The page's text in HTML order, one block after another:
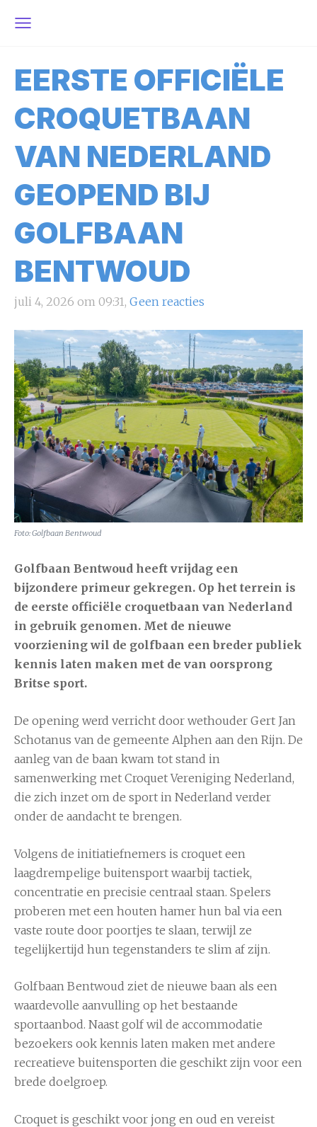
EERSTE OFFICIËLE
CROQUETBAAN
VAN NEDERLAND
GEOPEND BIJ
GOLFBAAN
BENTWOUD
juli 4, 2026 om 09:31, Geen reacties
Foto: Golfbaan Bentwoud
Golfbaan Bentwoud heeft vrijdag een
bijzondere primeur gekregen. Op het terrein is
de eerste officiële croquetbaan van Nederland
in gebruik genomen. Met de nieuwe
voorziening wil de golfbaan een breder publiek
kennis laten maken met de van oorsprong
Britse sport.
De opening werd verricht door wethouder Gert Jan
Schotanus van de gemeente Alphen aan den Rijn. De
aanleg van de baan kwam tot stand in
samenwerking met Croquet Vereniging Nederland,
die zich inzet om de sport in Nederland verder
onder de aandacht te brengen.
Volgens de initiatiefnemers is croquet een
laagdrempelige buitensport waarbij tactiek,
concentratie en precisie centraal staan. Spelers
proberen met een houten hamer hun bal via een
vaste route door poortjes te slaan, terwijl ze
tegelijkertijd hun tegenstanders te slim af zijn.
Golfbaan Bentwoud ziet de nieuwe baan als een
waardevolle aanvulling op het bestaande
sportaanbod. Naast golf wil de accommodatie
bezoekers ook kennis laten maken met andere
recreatieve buitensporten die geschikt zijn voor een
brede doelgroep.
Croquet is geschikt voor jong en oud en vereist